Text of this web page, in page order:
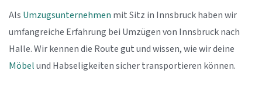
Als Umzugsunternehmen mit Sitz in Innsbruck haben wir
umfangreiche Erfahrung bei Umzügen von Innsbruck nach
Halle. Wir kennen die Route gut und wissen, wie wir deine
Möbelund Habseligkeiten sicher transportieren können.